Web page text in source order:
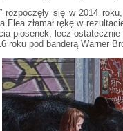
rozpoczęły się w 2014
Flea złamał rękę w
piosenek, lecz
roku pod banderą Warner